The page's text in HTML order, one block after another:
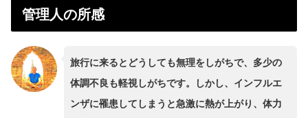
管理人の所感
旅行に来るとどうしても無理をしがちで、多少の
体調不良も軽視しがちです。しかし、インフルエ
ンザに罹患してしまうと急激に熱が上がり、体力